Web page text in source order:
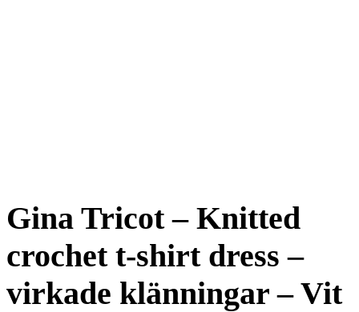
Gina Tricot – Knitted
crochet t-shirt dress –
virkade klänningar – Vit